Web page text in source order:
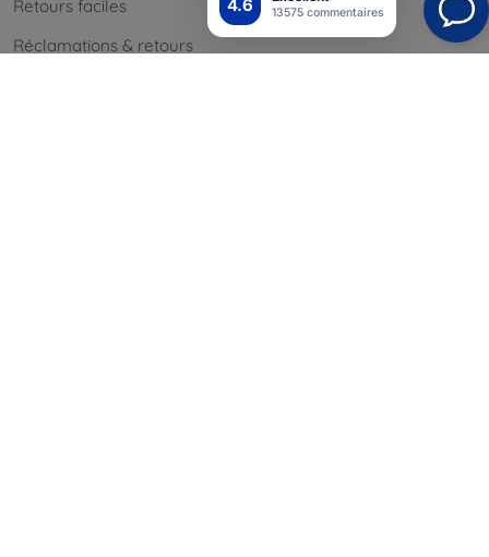
4.6 13575 commentaires
Retours faciles
Réclamations & retours